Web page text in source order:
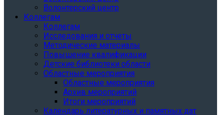
Волонтерский центр
Коллегам
Коллегам
Исследования и отчеты
Методические материалы
Повышение квалификации
Детские библиотеки области
Областные мероприятия
Областные мероприятия
Архив мероприятий
Итоги мероприятий
Календарь литературных и памятных дат